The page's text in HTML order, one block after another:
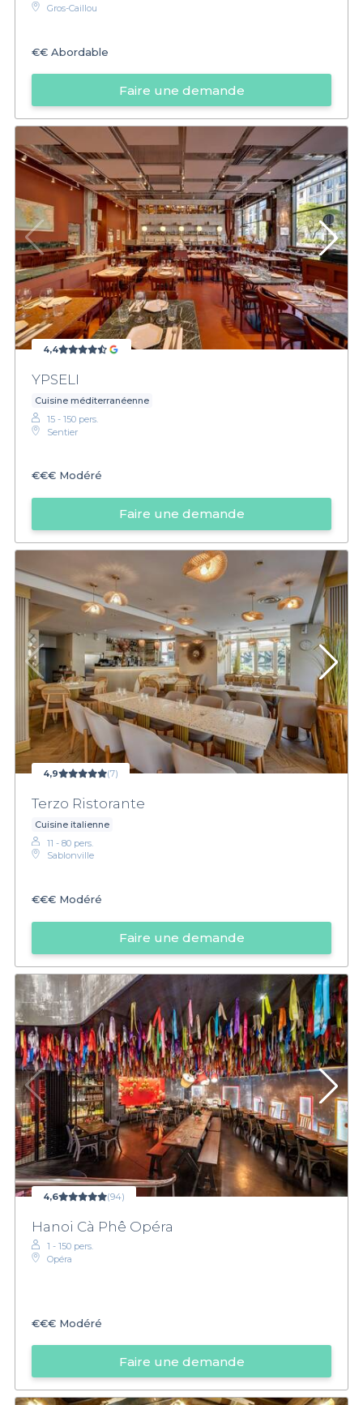
Gros-Caillou
€€ Abordable
Faire une demande
4,4
YPSELI
Cuisine méditerranéenne
15 - 150 pers.
Sentier
€€€ Modéré
Faire une demande
4,9 (7)
Terzo Ristorante
Cuisine italienne
11 - 80 pers.
Sablonville
€€€ Modéré
Faire une demande
4,6 (94)
Hanoi Cà Phê Opéra
1 - 150 pers.
Opéra
€€€ Modéré
Faire une demande